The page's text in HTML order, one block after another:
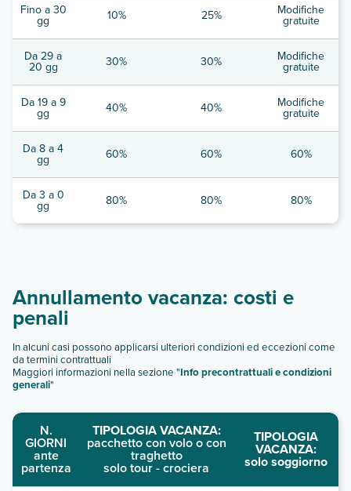
Fino a 30
gg 10% 25% Modifiche
gratuite
Da 29 a
20 gg 30% 30% Modifiche
gratuite
Da 19 a 9
gg 40% 40% Modifiche
gratuite
Da 8 a 4
gg 60% 60% 60%
Da 3 a 0
gg 80% 80% 80%
Annullamento vacanza: costi e
penali
In alcuni casi possono applicarsi ulteriori condizioni ed eccezioni come
da termini contrattuali
Maggiori informazioni nella sezione "Info precontrattuali e condizioni
generali"
N.
GIORNI
ante
partenza
TIPOLOGIA VACANZA:
pacchetto con volo o con
traghetto
solo tour - crociera
TIPOLOGIA
VACANZA:
solo soggiorno